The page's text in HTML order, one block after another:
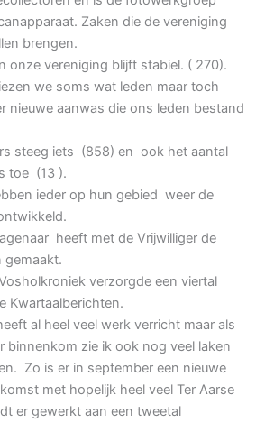
Zaken die de vereniging
brengen.
onze vereniging blijft stabiel. ( 270).
we soms wat leden maar toch
nieuwe aanwas die ons leden bestand
steeg iets (858) en ook het aantal
toe (13 ).
ieder op hun gebied weer de
heeft met de Vrijwilliger de
gemaakt.
verzorgde een viertal
Kwartaalberichten.
al heel veel werk verricht maar als
binnenkom zie ik ook nog veel laken
Zo is er in september een nieuwe
met hopelijk heel veel Ter Aarse
er gewerkt aan een tweetal